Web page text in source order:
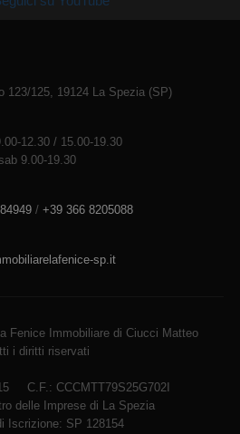
123/125, 19124 La Spezia (SP)
12.30 / 15.00-19.30
9.00-19.30
/ +39 366 8205088
sp.it
Fenice Immobiliare di Ciucci Matteo
i diritti riservati
C.F.: CCCMTT79S25G702I
delle Imprese di La Spezia
Iscrizione: SP 128154